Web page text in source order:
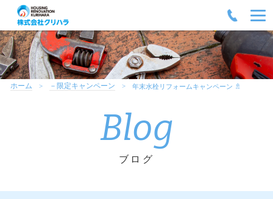
ホーム －限定キャンペーン 年末水栓リフォームキャンペーン 🚿
Blog
ブログ